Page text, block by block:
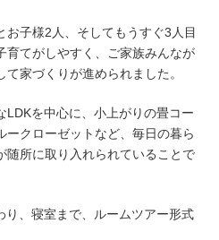
動線で暮らしやす
た平屋
お子様2人、そしてもうすぐ3人目
育てがしやすく、ご家族みんなが
家づくりが進められました。
LDKを中心に、小上がりの畳コー
クローゼットなど、毎日の暮ら
随所に取り入れられていることで
り、寝室まで、ルームツアー形式